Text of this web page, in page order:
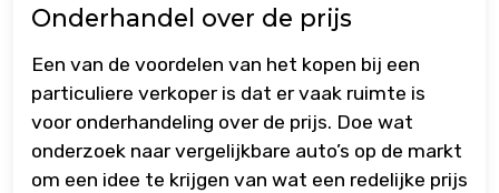
Onderhandel over de prijs
Een van de voordelen van het kopen bij een
particuliere verkoper is dat er vaak ruimte is
voor onderhandeling over de prijs. Doe wat
onderzoek naar vergelijkbare auto’s op de markt
om een idee te krijgen van wat een redelijke prijs